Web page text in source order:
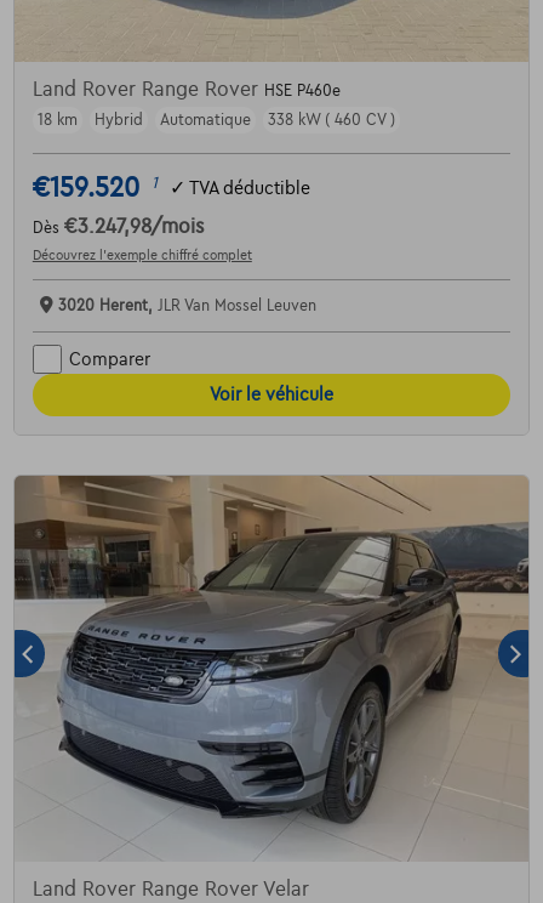
Land Rover Range Rover HSE P460e
18 km
Hybrid Automatique 338 kW ( 460 CV )
€159.520 1 ✓ TVA déductible
Dès €3.247,98/mois
Découvrez l’exemple chiffré complet
3020 Herent, JLR Van Mossel Leuven
Comparer
Voir le véhicule
Land Rover Range Rover Velar